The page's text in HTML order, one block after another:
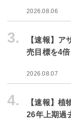
2026.08.06
3.
【速報】
売目標を4
2026.08.07
4.
【速報】
26年上期過